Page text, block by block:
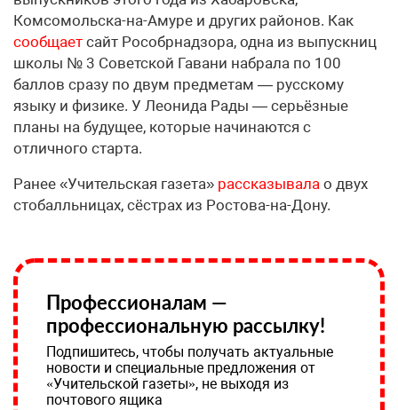
Комсомольска-на-Амуре и других районов. Как
сообщает сайт Рособрнадзора, одна из выпускниц
школы № 3 Советской Гавани набрала по 100
баллов сразу по двум предметам — русскому
языку и физике. У Леонида Рады — серьёзные
планы на будущее, которые начинаются с
отличного старта.
Ранее «Учительская газета» рассказывала о двух
стобалльницах, сёстрах из Ростова-на-Дону.
Профессионалам —
профессиональную рассылку!
Подпишитесь, чтобы получать актуальные
новости и специальные предложения от
«Учительской газеты», не выходя из
почтового ящика